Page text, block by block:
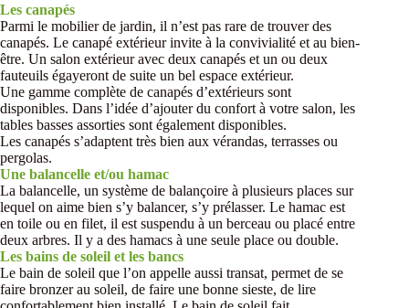
Les canapés
Parmi le mobilier de jardin, il n’est pas rare de trouver des
canapés. Le canapé extérieur invite à la convivialité et au bien-
être. Un salon extérieur avec deux canapés et un ou deux
fauteuils égayeront de suite un bel espace extérieur.
Une gamme complète de canapés d’extérieurs sont
disponibles. Dans l’idée d’ajouter du confort à votre salon, les
tables basses assorties sont également disponibles.
Les canapés s’adaptent très bien aux vérandas, terrasses ou
pergolas.
Une balancelle et/ou hamac
La balancelle, un système de balançoire à plusieurs places sur
lequel on aime bien s’y balancer, s’y prélasser. Le hamac est
en toile ou en filet, il est suspendu à un berceau ou placé entre
deux arbres. Il y a des hamacs à une seule place ou double.
Les bains de soleil et les bancs
Le bain de soleil que l’on appelle aussi transat, permet de se
faire bronzer au soleil, de faire une bonne sieste, de lire